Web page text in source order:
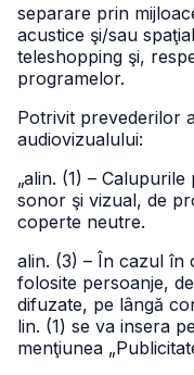
separare prin
acustice şi/sau
teleshopping şi,
programelor.
Potrivit prevederilor
audiovizualului:
„alin. (1) –
sonor şi vizual, de
coperte neutre.
alin. (3) – În cazul în
folosite persoanje,
difuzate, pe lângă
lin. (1) se va insera
menţiunea